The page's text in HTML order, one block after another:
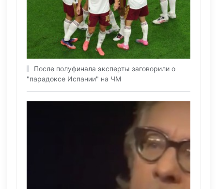
После полуфинала эксперты заговорили о
"парадоксе Испании" на ЧМ